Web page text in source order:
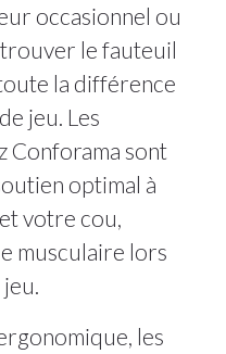
occasionnel ou
le fauteuil
la différence
jeu. Les
Conforama sont
optimal à
votre cou,
musculaire lors
les